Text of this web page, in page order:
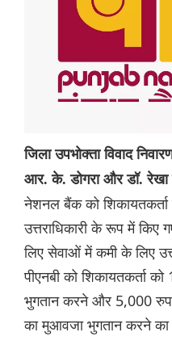
जिला उपभोक्ता विवाद
आर. के. डोगरा और डॉ. रेखा
नेशनल बैंक को शिकायतकर्ता
उत्तराधिकारी के रूप में किए
लिए सेवाओं में कमी के लिए
पीएनबी को शिकायतकर्ता
भुगतान करने और 5,000
का मुआवजा भुगतान करने का